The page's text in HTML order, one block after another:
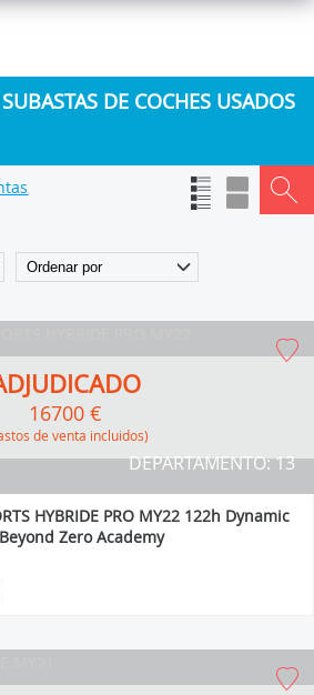
DE COCHES USADOS
DEPARTAMENTO: 13
16700 €
de venta incluidos)
HYBRIDE PRO MY22 122h Dynamic
Zero Academy